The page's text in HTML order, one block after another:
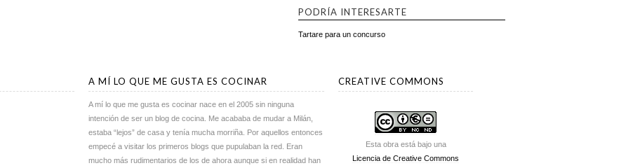
PODRÍA INTERESARTE
Tartare para un concurso
A MÍ LO QUE ME GUSTA ES COCINAR
A mí lo que me gusta es cocinar nace en el 2005 sin ninguna
intención de ser un blog de cocina. Me acababa de mudar a Milán,
estaba “lejos” de casa y tenía mucha morriña. Por aquellos entonces
empecé a visitar los primeros blogs que pupulaban la red. Eran
mucho más rudimentarios de los de ahora aunque si en realidad han
CREATIVE COMMONS
Esta obra está bajo una
Licencia de Creative Commons